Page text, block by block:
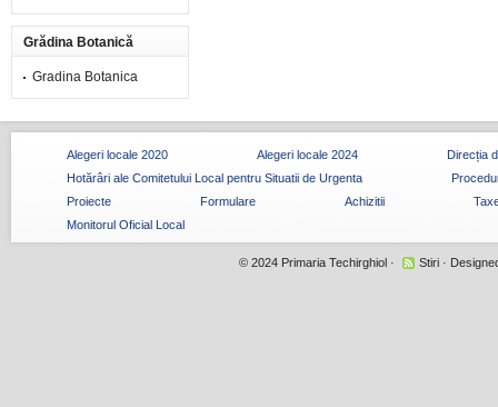
Grădina Botanică
Gradina Botanica
Alegeri locale 2020 Alegeri locale 2024
Direcția
Hotărâri ale Comitetului Local pentru Situatii de Urgenta
Proiecte
Formulare Achizitii
Monitorul Oficial Local
© 2024 Primaria Techirghiol· Stiri·